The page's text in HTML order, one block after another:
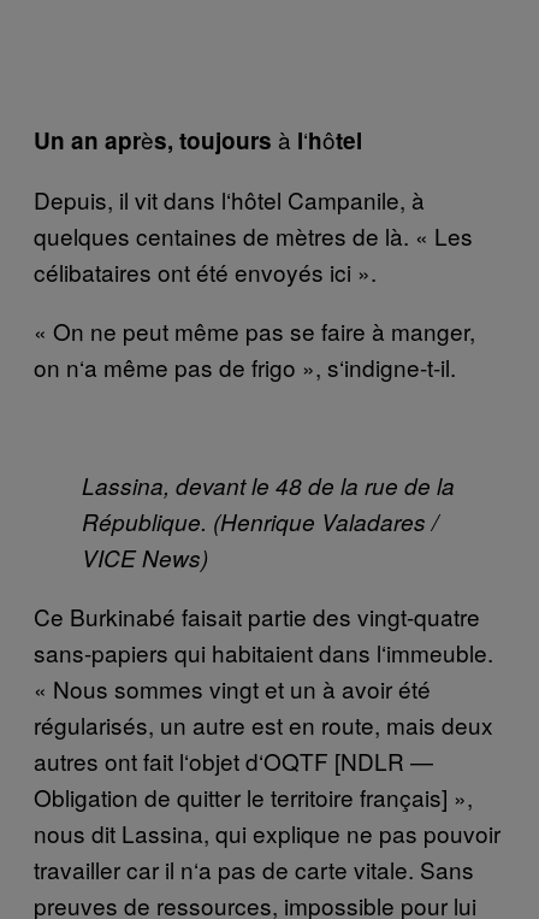
Un an après, toujours à l‘hôtel
Depuis, il vit dans l‘hôtel Campanile, à
quelques centaines de mètres de là. « Les
célibataires ontété envoyés ici ».
« On ne peut même pas se faire à manger,
on n‘a même pas de frigo », s‘indigne-t-il.
Lassina, devant le 48 de la rue de la
République. (Henrique Valadares /
VICE News)
Ce Burkinabé faisait partie des vingt-quatre
sans-papiers qui habitaient dans l‘immeuble.
« Nous sommes vingt et un à avoirété
régularisés, un autre est en route, mais deux
autres ont fait l‘objet d‘OQTF [NDLR —
Obligation de quitter le territoire français] »,
nous dit Lassina, qui explique ne pas pouvoir
travailler car il n‘a pas de carte vitale. Sans
preuves de ressources, impossible pour lui